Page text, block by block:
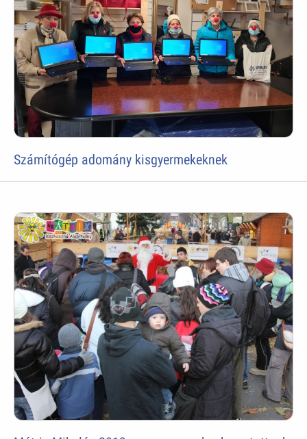
Számítógép adomány kisgyermekeknek